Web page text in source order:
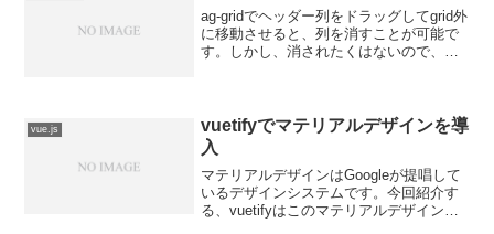
ag-gridでヘッダー列をドラッグしてgrid外
に移動させると、列を消すことが可能で
す。しかし、消されたくはないので、消
vue.js
vuetifyでマテリアルデザインを導
入
マテリアルデザインはGoogleが提唱して
いるデザインシステムです。今回紹介す
る、vuetifyはこのマテリアルデザインを